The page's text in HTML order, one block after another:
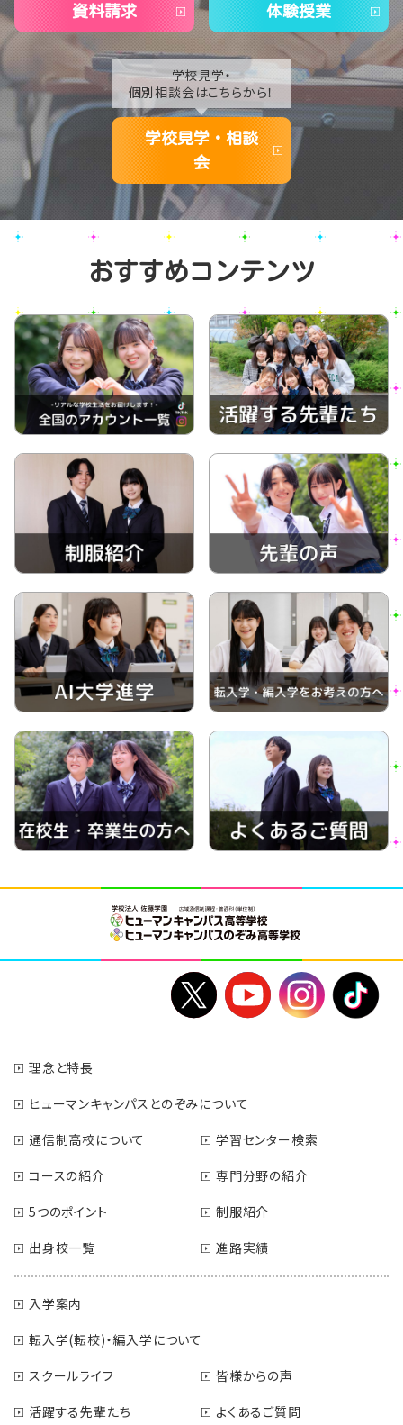
資料請求 体験授業
学校見学・
個別相談会はこちらから！
学校見学・相談
会
おすすめコンテンツ
理念と特長
ヒューマンキャンパスとのぞみについて
通信制高校について
学習センター検索
コースの紹介
専門分野の紹介
5つのポイント
制服紹介
出身校一覧
進路実績
入学案内
転入学(転校)・編入学について
スクールライフ
皆様からの声
活躍する先輩たち
よくあるご質問